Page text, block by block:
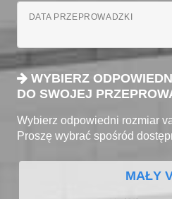
DATA PRZEPROWADZKI
WYBIERZ
DO SWOJEJ
Wybierz odpowiedni rozmiar
Proszę wybrać spośród
MAŁY